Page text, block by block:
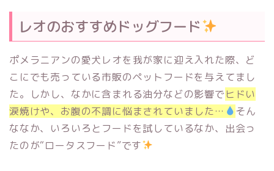
レオのおすすめドッグフード
ポメラニアンの愛犬レオを我が家に迎え入れた際、ど
こにでも売っている市販のペットフードを与えてまし
た。しかし、なかに含まれる油分などの影響で ヒドい
涙焼けや、お腹の不調に悩まされていました…
そん
ななか、いろいろとフードを試しているなか、出会っ
たのが“ロータスフード”です